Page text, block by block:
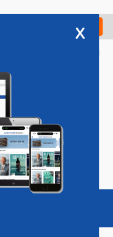
Check in
Vacatures
x